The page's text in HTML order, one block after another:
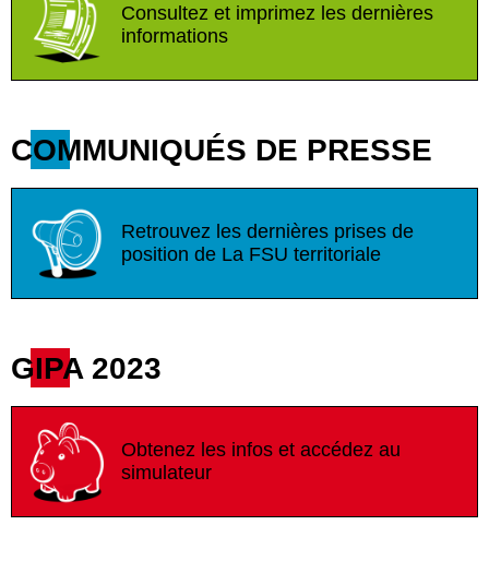
Consultez et imprimez les dernières
informations
COMMUNIQUÉS DE PRESSE
Retrouvez les dernières prises de
position de La FSU territoriale
GIPA 2023
Obtenez les infos et accédez au
simulateur